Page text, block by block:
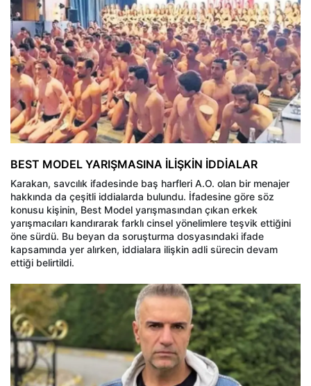
BEST MODEL YARIŞMASINA İLİŞKİN İDDİALAR
Karakan, savcılık ifadesinde baş harfleri A.O. olan bir menajer
hakkında da çeşitli iddialarda bulundu. İfadesine göre söz
konusu kişinin, Best Model yarışmasından çıkan erkek
yarışmacıları kandırarak farklı cinsel yönelimlere teşvik ettiğini
öne sürdü. Bu beyan da soruşturma dosyasındaki ifade
kapsamında yer alırken, iddialara ilişkin adli sürecin devam
ettiği belirtildi.